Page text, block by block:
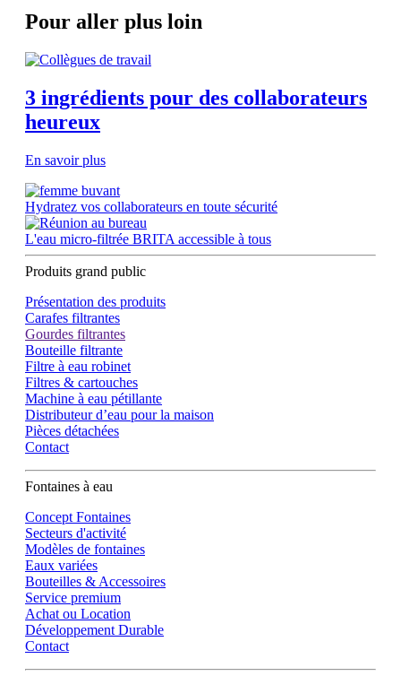
Pour aller plus loin
3 ingrédients pour des collaborateurs
heureux
En savoir plus
Hydratez vos collaborateurs en toute sécurité
L'eau micro-filtrée BRITA accessible à tous
Produits grand public
Présentation des produits
Carafes filtrantes
Gourdes filtrantes
Bouteille filtrante
Filtre à eau robinet
Filtres & cartouches
Machine à eau pétillante
Distributeur d’eau pour la maison
Pièces détachées
Contact
Fontaines à eau
Concept Fontaines
Secteurs d'activité
Modèles de fontaines
Eaux variées
Bouteilles & Accessoires
Service premium
Achat ou Location
Développement Durable
Contact